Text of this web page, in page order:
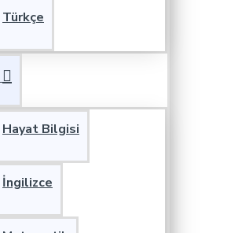
Türkçe
Hayat Bilgisi
İngilizce